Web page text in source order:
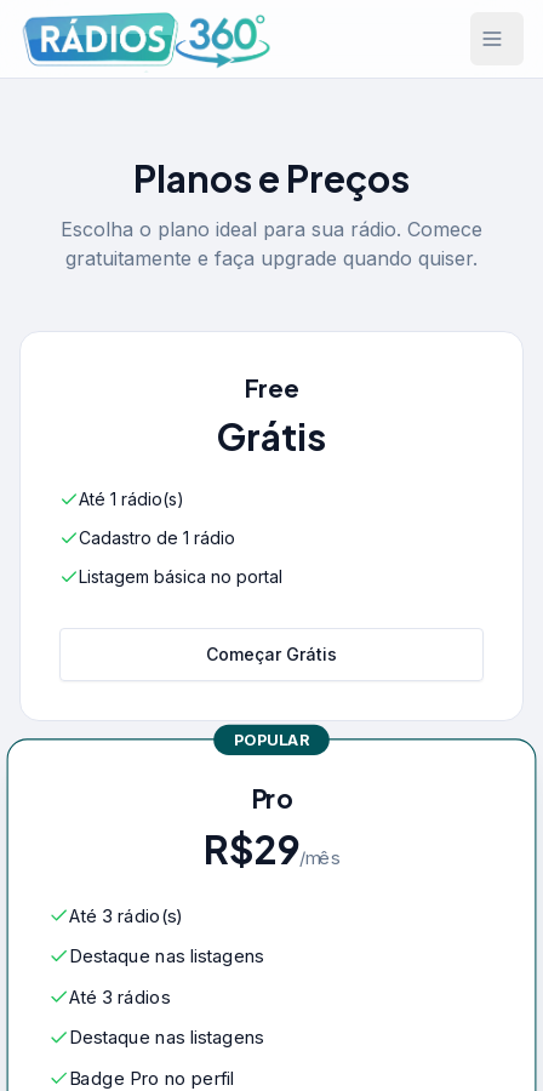
Planos e Preços
Escolha o plano ideal para sua rádio. Comece
gratuitamente e faça upgrade quando quiser.
Free
Grátis
Até 1 rádio(s)
Cadastro de 1 rádio
Listagem básica no portal
Começar Grátis
POPULAR
Pro
R$29/mês
Até 3 rádio(s)
Destaque nas listagens
Até 3 rádios
Destaque nas listagens
Badge Pro no perfil